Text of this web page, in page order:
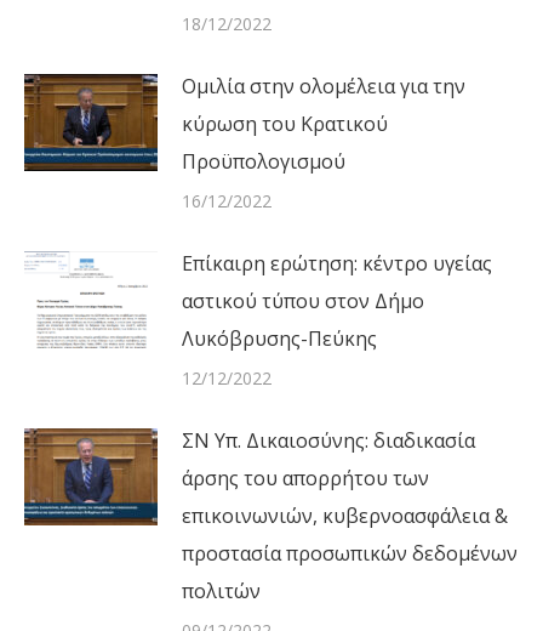
18/12/2022
Ομιλία στην ολομέλεια για την
κύρωση του Κρατικού
Προϋπολογισμού
16/12/2022
Επίκαιρη ερώτηση: κέντρο υγείας
αστικού τύπου στον Δήμο
Λυκόβρυσης-Πεύκης
12/12/2022
ΣΝ Υπ. Δικαιοσύνης: διαδικασία
άρσης του απορρήτου των
επικοινωνιών, κυβερνοασφάλεια &
προστασία προσωπικών δεδομένων
πολιτών